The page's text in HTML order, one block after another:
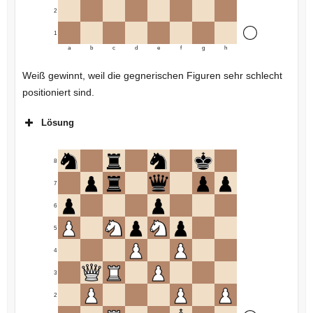
1
2
a b c d e f g h
Weiß gewinnt, weil die gegnerischen Figuren sehr schlecht
positioniert sind.
Lösung
2
3
4
5
6
7
8